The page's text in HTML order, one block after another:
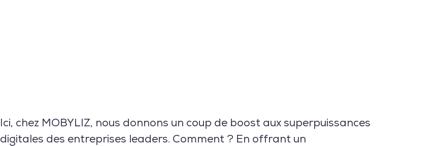
Ici, chez MOBYLIZ, nous donnons un coup de boost aux superpuissances
digitales des entreprises leaders. Comment ? En offrant un